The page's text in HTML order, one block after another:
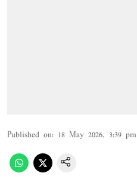
Published on: 18 May 2026, 3:39 pm